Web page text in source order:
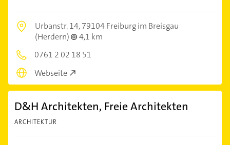
Urbanstr. 14,79104 Freiburg im Breisgau
(Herdern)
4,1 km
0761 2 02 18 51
Webseite
D&H Architekten, Freie Architekten
ARCHITEKTUR